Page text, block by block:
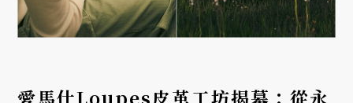
愛馬仕Loupes皮革工坊揭幕：從永